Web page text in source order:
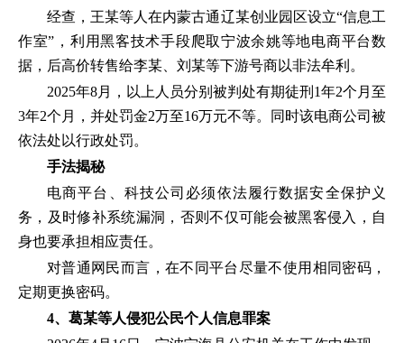
经查，王某等人在内蒙古通辽某创业园区设立“信息工
作室”，利用黑客技术手段爬取宁波余姚等地电商平台数
据，后高价转售给李某、刘某等下游号商以非法牟利。
2025年8月，以上人员分别被判处有期徒刑1年2个月至
3年2个月，并处罚金2万至16万元不等。同时该电商公司被
依法处以行政处罚。
手法揭秘
电商平台、科技公司必须依法履行数据安全保护义
务，及时修补系统漏洞，否则不仅可能会被黑客侵入，自
身也要承担相应责任。
对普通网民而言，在不同平台尽量不使用相同密码，
定期更换密码。
4、葛某等人侵犯公民个人信息罪案